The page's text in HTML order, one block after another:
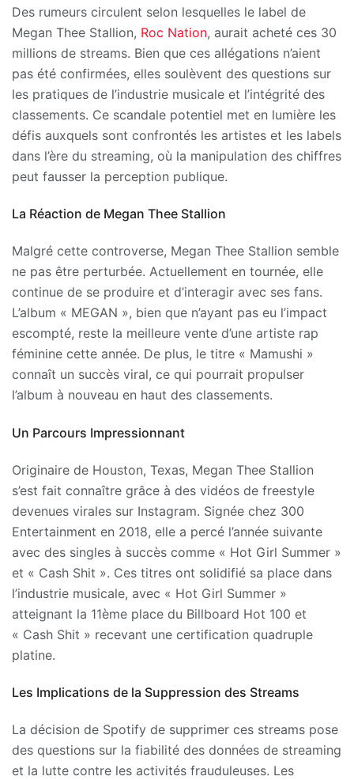
Des rumeurs circulent selon lesquelles le label de
Megan Thee Stallion, Roc Nation, aurait acheté ces 30
millions de streams. Bien que ces allégations n’aient
pas été confirmées, elles soulèvent des questions sur
les pratiques de l’industrie musicale et l’intégrité des
classements. Ce scandale potentiel met en lumière les
défis auxquels sont confrontés les artistes et les labels
dans l’ère du streaming, où la manipulation des chiffres
peut fausser la perception publique.
La Réaction de Megan Thee Stallion
Malgré cette controverse, Megan Thee Stallion semble
ne pas être perturbée. Actuellement en tournée, elle
continue de se produire et d’interagir avec ses fans.
L’album « MEGAN », bien que n’ayant pas eu l’impact
escompté, reste la meilleure vente d’une artiste rap
féminine cette année. De plus, le titre « Mamushi »
connaît un succès viral, ce qui pourrait propulser
l’album à nouveau en haut des classements.
Un Parcours Impressionnant
Originaire de Houston, Texas, Megan Thee Stallion
s’est fait connaître grâce à des vidéos de freestyle
devenues virales sur Instagram. Signée chez 300
Entertainment en 2018, elle a percé l’année suivante
avec des singles à succès comme « Hot Girl Summer »
et « Cash Shit ». Ces titres ont solidifié sa place dans
l’industrie musicale, avec « Hot Girl Summer »
atteignant la 11ème place du Billboard Hot 100 et
« Cash Shit » recevant une certification quadruple
platine.
Les Implications de la Suppression des Streams
La décision de Spotify de supprimer ces streams pose
des questions sur la fiabilité des données de streaming
et la lutte contre les activités frauduleuses. Les